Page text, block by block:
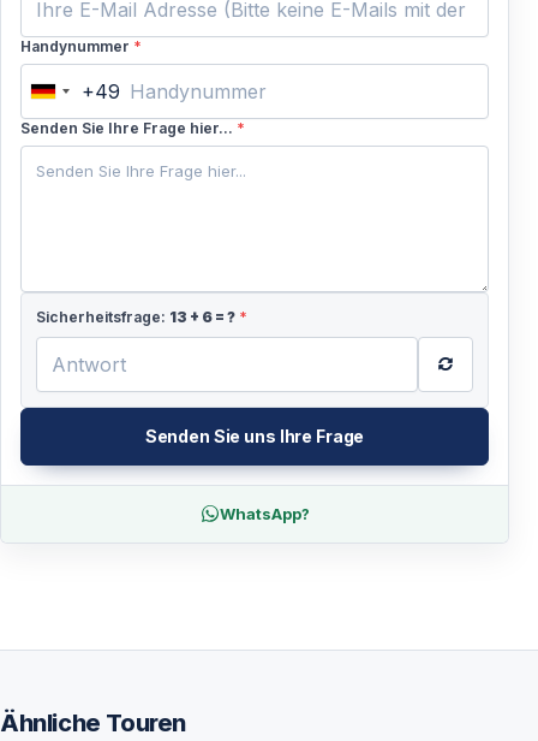
Handynummer *
Germany
+49
+49
Senden Sie Ihre Frage hier... *
Sicherheitsfrage: 13 + 6 = ? *
Senden Sie uns Ihre Frage
WhatsApp?
Ähnliche Touren